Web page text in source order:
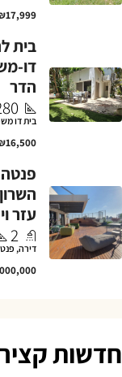
בית
דו-
הדר
בית דו
עזר
2
דירה,
חדשות